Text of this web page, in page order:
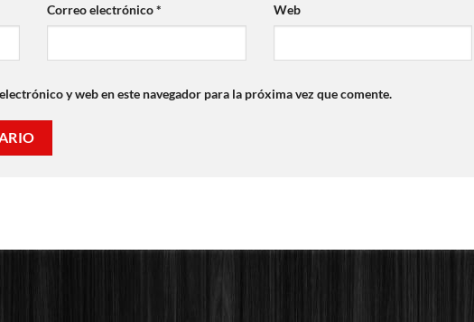
Correo electrónico* Web
y web en este navegador para la próxima vez que comente.